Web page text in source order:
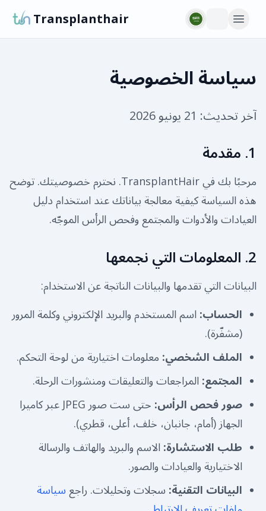
Transplanthair
سياسة الخصوصية
آخر تحديث: 21 يونيو 2026
1. مقدمة
مرحبًا بك في TransplantHair. نحترم خصوصيتك. توضح
هذه السياسة كيفية معالجة بياناتك عند استخدام دليل
العيادات والأدوات والمجتمع وفحص الرأس الموجّه.
2. المعلومات التي نجمعها
البيانات التي تقدمها والبيانات الناتجة عن الاستخدام:
الحساب: اسم المستخدم والبريد الإلكتروني وكلمة المرور
(مشفّرة).
الملف الشخصي: معلومات اختيارية من لوحة التحكم.
المجتمع: المراجعات والتعليقات ومنشورات الرحلة.
صور فحص الرأس:
حتى ست صور JPEG عبر كاميرا
الجهاز (أمام، جانبان، خلف، أعلى، قطري).
طلب الاستشارة: الاسم والبريد والهاتف والرسالة
الاختيارية والعيادات والصور.
البيانات التقنية: سجلات وتحليلات. راجع سياسة